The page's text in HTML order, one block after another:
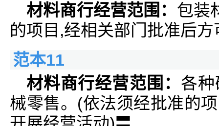
材料商行经营范围： 包装
的项目,经相关部门批准后
范本11
材料商行经营范围： 各
械零售。(依法须经批准的